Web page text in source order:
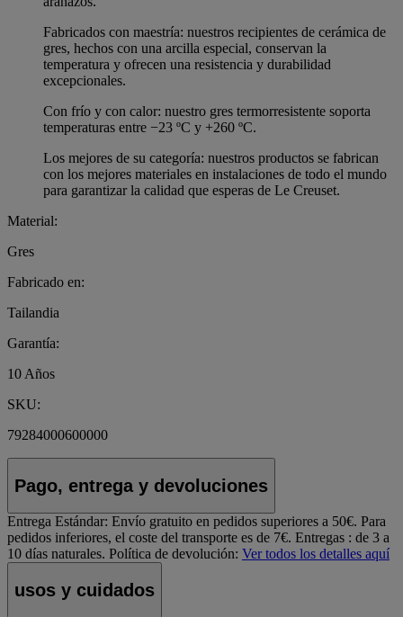
Fabricados con maestría: nuestros recipientes de cerámica de
gres, hechos con una arcilla especial, conservan la
temperatura y ofrecen una resistencia y durabilidad
excepcionales.
Con frío y con calor: nuestro gres termorresistente soporta
temperaturas entre −23 ºC y +260 ºC.
Los mejores de su categoría: nuestros productos se fabrican
con los mejores materiales en instalaciones de todo el mundo
para garantizar la calidad que esperas de Le Creuset.
Material:
Gres
Fabricado en:
Tailandia
Garantía:
10 Años
SKU:
79284000600000
Pago, entrega y devoluciones
Entrega Estándar: Envío gratuito en pedidos superiores a 50€. Para
pedidos inferiores, el coste del transporte es de 7€. Entregas : de 3 a
10 días naturales. Política de devolución: Ver todos los detalles aquí
usos y cuidados